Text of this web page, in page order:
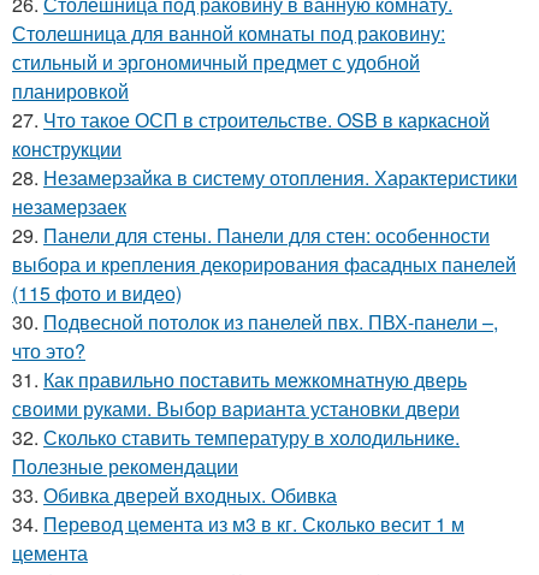
Столешница для ванной комнаты под раковину:
стильный и эргономичный предмет с удобной
планировкой
27. Что такое ОСП в строительстве. OSB в каркасной
конструкции
28. Незамерзайка в систему отопления. Характеристики
незамерзаек
29. Панели для стены. Панели для стен: особенности
выбора и крепления декорирования фасадных панелей
(115 фото и видео)
30. Подвесной потолок из панелей пвх. ПВХ-панели –,
что это?
31. Как правильно поставить межкомнатную дверь
своими руками. Выбор варианта установки двери
32. Сколько ставить температуру в холодильнике.
Полезные рекомендации
33. Обивка дверей входных. Обивка
34. Перевод цемента из м3 в кг. Сколько весит 1 м
цемента